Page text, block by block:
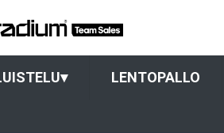
▾ LENTOPALLO